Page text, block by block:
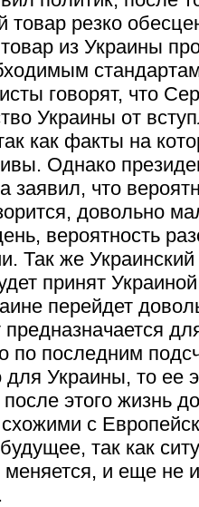
товар резко
из Украины
говорят, что
Украины от
как факты на
Однако
заявил, что
довольно
вероятность
Так же
принят
перейдет
по последним
Украины, то ее
этого жизнь
с
так как
и еще не